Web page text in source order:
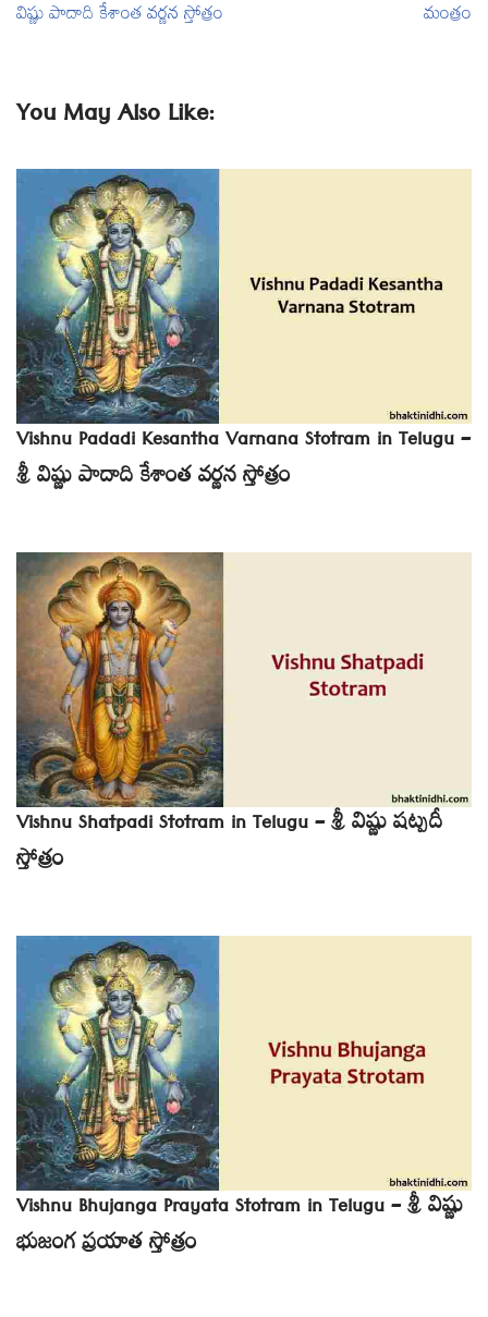
విష్ణు పాదాది కేశాంత వర్ణన స్తోత్రం
మంత్రం
You May Also Like:
Vishnu Padadi Kesantha Varnana Stotram in Telugu –
శ్రీ విష్ణు పాదాది కేశాంత వర్ణన స్తోత్రం
Vishnu Shatpadi Stotram in Telugu – శ్రీ విష్ణు షట్పదీ
స్తోత్రం
Vishnu Bhujanga Prayata Stotram in Telugu – శ్రీ విష్ణు
భుజంగ ప్రయాత స్తోత్రం